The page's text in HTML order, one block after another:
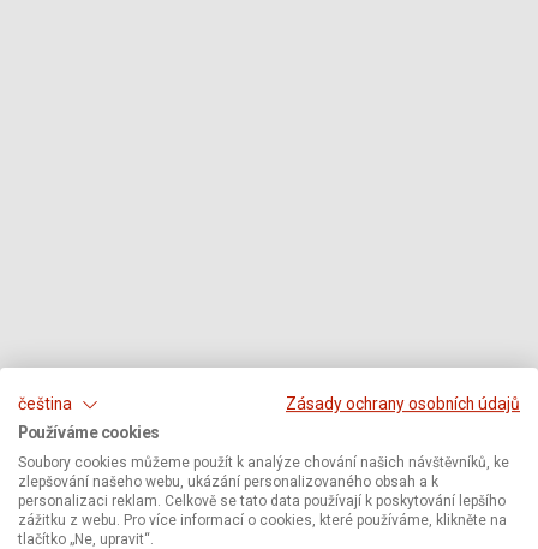
čeština
Zásady ochrany osobních údajů
Používáme cookies
Soubory cookies můžeme použít k analýze chování našich návštěvníků, ke
zlepšování našeho webu, ukázání personalizovaného obsah a k
personalizaci reklam. Celkově se tato data používají k poskytování lepšího
zážitku z webu. Pro více informací o cookies, které používáme, klikněte na
tlačítko „Ne, upravit“.